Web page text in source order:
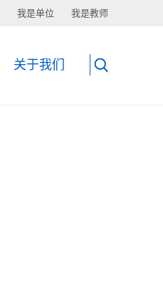
我是单位 我是教师
关于我们